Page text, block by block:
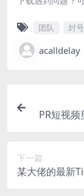
团队 封号
acalldelay
PR短视
下一篇
某大佬的最新